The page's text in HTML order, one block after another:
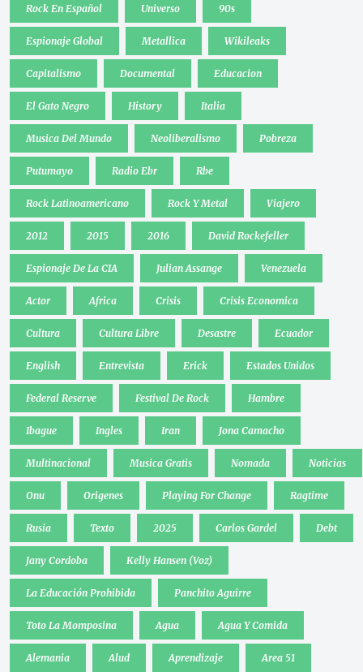
Rock En Español Universo 90s
Espionaje Global Metallica Wikileaks
Capitalismo Documental Educacion
El Gato Negro History Italia
Musica Del Mundo Neoliberalismo Pobreza
Putumayo Radio Ebr Rbe
Rock Latinoamericano Rock Y Metal Viajero
2012 2015 2016 David Rockefeller
Espionaje De La CIA Julian Assange Venezuela
Actor Africa Crisis Crisis Economica
Cultura Cultura Libre Desastre Ecuador
English Entrevista Erick Estados Unidos
Federal Reserve Festival De Rock Hambre
Ibague Ingles Iran Jona Camacho
Multinacional Musica Gratis Nomada Noticias
Onu Origenes Playing For Change Ragtime
Rusia Texto 2025 Carlos Gardel Debt
Jany Cordoba Kelly Hansen (Voz)
La Educación Prohibida Panchito Aguirre
Toto La Momposina Agua Agua Y Comida
Alemania Alud Aprendizaje Area 51